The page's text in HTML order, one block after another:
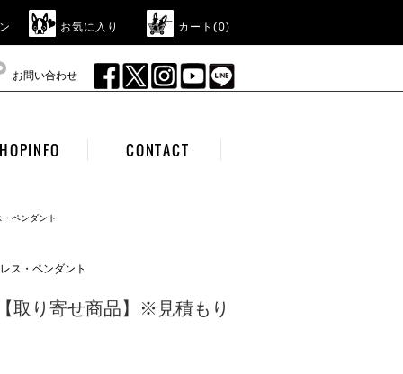
お気に入り カート(0)
お問い合わせ
CONTACT
ペンダント
ス・ペンダント
取り寄せ商品】※見積もり